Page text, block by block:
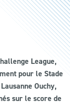
League,
pour le Stade
Ouchy,
sur le score de